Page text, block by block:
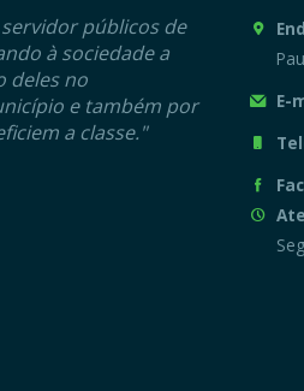
públicos de
à sociedade a
deles no
e também por
a classe."
E-